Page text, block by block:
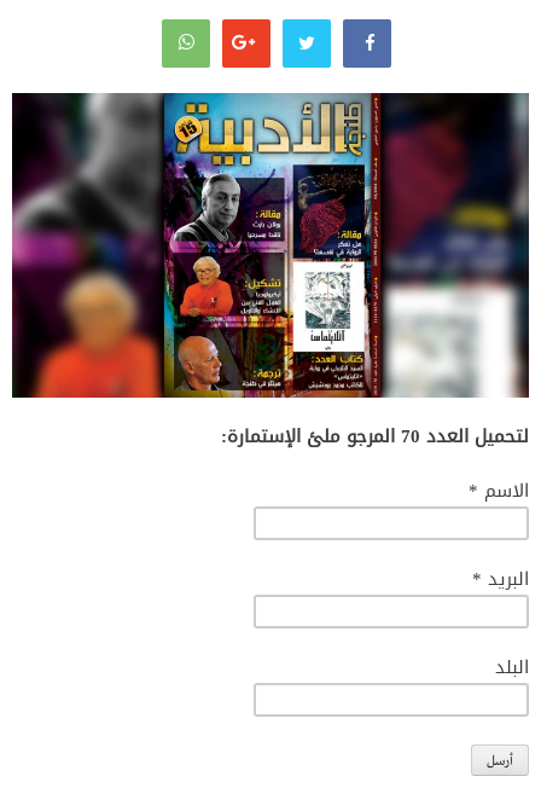
لتحميل العدد 70 المرجو ملئ الإستمارة:
الاسم *
البريد *
البلد